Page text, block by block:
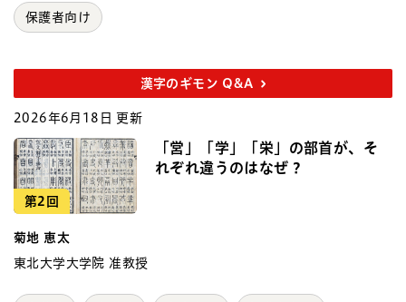
保護者向け
漢字のギモン Q&A
2026年6月18日 更新
第2回
「営」「学」「栄」の部首が、そ
れぞれ違うのはなぜ？
菊地 恵太
東北大学大学院 准教授